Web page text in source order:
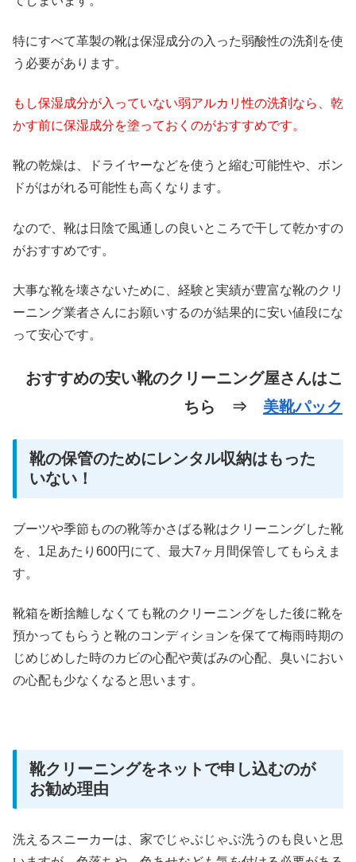
特にすべて革製の靴は保湿成分の入った弱酸性の洗剤を使
う必要があります。
もし保湿成分が入っていない弱アルカリ性の洗剤なら、乾
かす前に保湿成分を塗っておくのがおすすめです。
靴の乾燥は、ドライヤーなどを使うと縮む可能性や、ボン
ドがはがれる可能性も高くなります。
なので、靴は日陰で風通しの良いところで干して乾かすの
がおすすめです。
大事な靴を壊さないために、経験と実績が豊富な靴のクリ
ーニング業者さんにお願いするのが結果的に安い値段にな
って安心です。
おすすめの安い靴のクリーニング屋さんはこ
ちら ⇒ 美靴パック
靴の保管のためにレンタル収納はもった
いない！
ブーツや季節ものの靴等かさばる靴はクリーニングした靴
を、1足あたり600円にて、最大7ヶ月間保管してもらえま
す。
靴箱を断捨離しなくても靴のクリーニングをした後に靴を
預かってもらうと靴のコンディションを保てて梅雨時期の
じめじめした時のカビの心配や黄ばみの心配、臭いにおい
の心配も少なくなると思います。
靴クリーニングをネットで申し込むのが
お勧め理由
洗えるスニーカーは、家でじゃぶじゃぶ洗うのも良いと思